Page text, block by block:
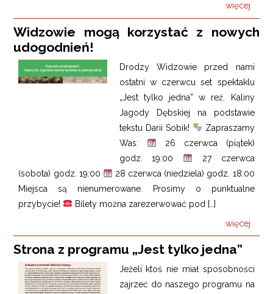
więcej
Widzowie mogą korzystać z nowych
udogodnień!
Drodzy Widzowie przed nami
ostatni w czerwcu set spektaklu
„Jest tylko jedna” w reż. Kaliny
Jagody Dębskiej na podstawie
tekstu Darii Sobik!
Zapraszamy
Was:
26 czerwca (piątek)
godz. 19:00
27 czerwca
(sobota) godz. 19:00
28 czerwca (niedziela) godz. 18:00
Miejsca są nienumerowane. Prosimy o punktualne
przybycie!
Bilety można zarezerwować pod […]
więcej
Strona z programu „Jest tylko jedna”
Jeżeli ktoś nie miał sposobności
zajrzeć do naszego programu na